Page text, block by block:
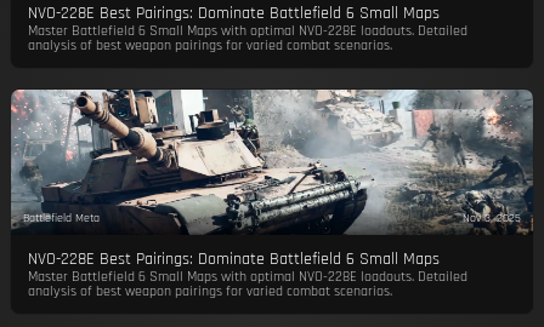
NVO-228E Best Pairings: Dominate Battlefield 6 Small Maps
Master Battlefield 6 Small Maps with optimal NVO-228E loadouts. Detailed
analysis of best weapon pairings for varied combat scenarios.
Battlefield Meta Nov 3, 2025
NVO-228E Best Pairings: Dominate Battlefield 6 Small Maps
Master Battlefield 6 Small Maps with optimal NVO-228E loadouts. Detailed
analysis of best weapon pairings for varied combat scenarios.